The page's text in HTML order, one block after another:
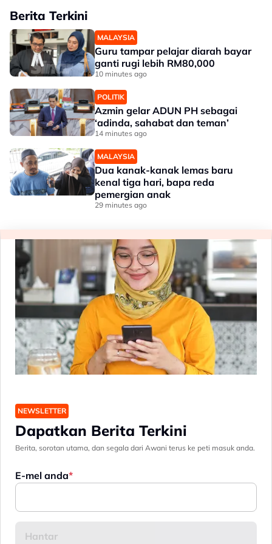
Berita Terkini
MALAYSIA
Guru tampar pelajar diarah bayar
ganti rugi lebih RM80,000
10 minutes ago
POLITIK
Azmin gelar ADUN PH sebagai
‘adinda, sahabat dan teman’
14 minutes ago
MALAYSIA
Dua kanak-kanak lemas baru
kenal tiga hari, bapa reda
pemergian anak
29 minutes ago
NEWSLETTER
Dapatkan Berita Terkini
Berita, sorotan utama, dan segala dari Awani terus ke peti masuk anda.
E-mel anda